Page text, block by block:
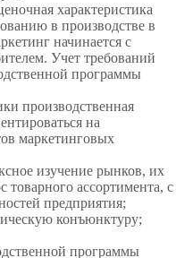
характеристика
в производстве в
начинается с
Учет требований
программы
производственная
на
маркетинговых
изучение рынков, их
товарного ассортимента, с
предприятия;
конъюнктуру;
программы